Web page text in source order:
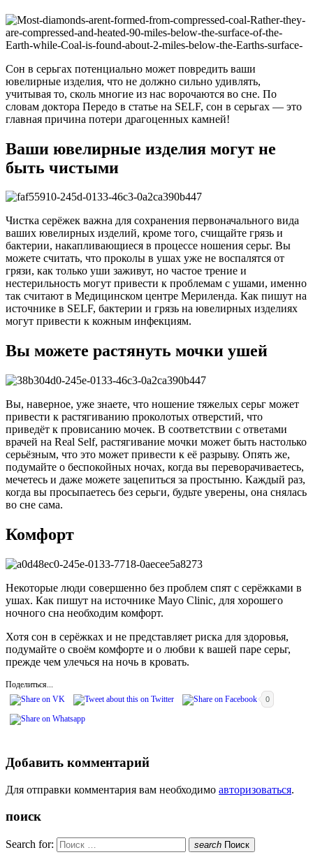
Сон в серьгах потенциально может повредить ваши
ювелирные изделия, что не должно сильно удивлять,
учитывая то, сколь многие из нас ворочаются во сне. По
словам доктора Передо в статье на SELF, сон в серьгах — это
главная причина потери драгоценных камней!
Ваши ювелирные изделия могут не
быть чистыми
Чистка серёжек важна для сохранения первоначального вида
ваших ювелирных изделий, кроме того, счищайте грязь и
бактерии, накапливающиеся в процессе ношения серьг. Вы
можете считать, что проколы в ушах уже не воспалятся от
грязи, как только уши заживут, но частое трение и
нестерильность могут привести к проблемам с ушами, именно
так считают в Медицинском центре Мериленда. Как пишут на
источнике в SELF, бактерии и грязь на ювелирных изделиях
могут привести к кожным инфекциям.
Вы можете растянуть мочки ушей
Вы, наверное, уже знаете, что ношение тяжелых серьг может
привести к растягиванию проколотых отверстий, что
приведёт к провисанию мочек. В соответствии с ответами
врачей на Real Self, растягивание мочки может быть настолько
серьёзным, что это может привести к её разрыву. Опять же,
подумайте о беспокойных ночах, когда вы переворачиваетесь,
мечетесь и даже можете зацепиться за простыню. Каждый раз,
когда вы просыпаетесь без серьги, будьте уверены, она снялась
во сне сама.
Комфорт
Некоторые люди совершенно без проблем спят с серёжками в
ушах. Как пишут на источнике Mayo Clinic, для хорошего
ночного сна необходим комфорт.
Хотя сон в серёжках и не представляет риска для здоровья,
подумайте о своём комфорте и о любви к вашей паре серьг,
прежде чем улечься на ночь в кровать.
Поделиться...
0
Добавить комментарий
Для отправки комментария вам необходимо авторизоваться.
поиск
Search for: search Поиск